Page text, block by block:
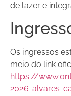
de lazer e
Os ingressos
meio do link
https://
2026-alvares-